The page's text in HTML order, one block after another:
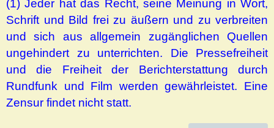
(1) Jeder hat das Recht, seine Meinung in Wort,
Schrift und Bild frei zu äußern und zu verbreiten
und sich aus allgemein zugänglichen Quellen
ungehindert zu unterrichten. Die Pressefreiheit
und die Freiheit der Berichterstattung durch
Rundfunk und Film werden gewährleistet. Eine
Zensur findet nicht statt.